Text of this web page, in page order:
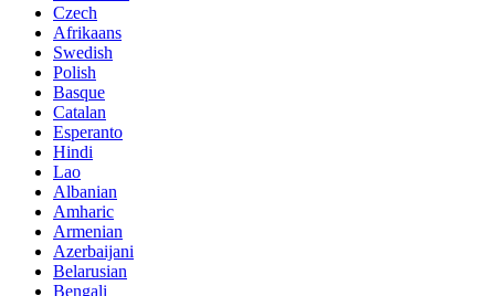
Czech
Afrikaans
Swedish
Polish
Basque
Catalan
Esperanto
Hindi
Lao
Albanian
Amharic
Armenian
Azerbaijani
Belarusian
Bengali